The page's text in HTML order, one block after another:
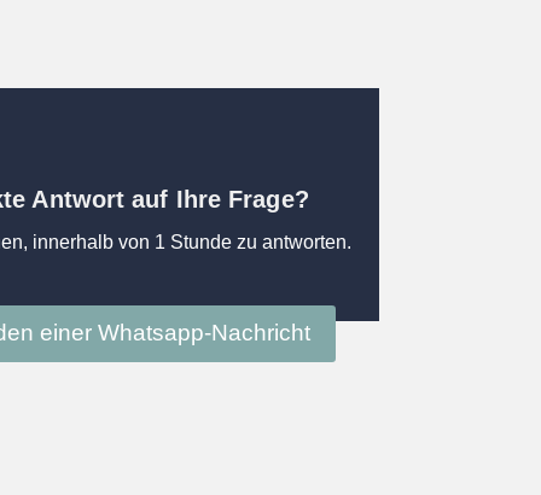
Antwort auf Ihre Frage?
innerhalb von 1 Stunde zu antworten.
einer Whatsapp-Nachricht